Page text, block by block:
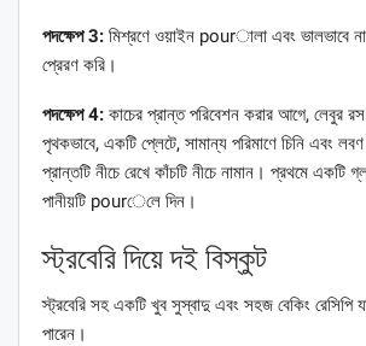
পদক্ষেপ 3: মিশ্রণে ওয়াইন pourালা এবং ভালভাবে
প্রেরণ করি।
পদক্ষেপ 4: কাচের প্রান্ত পরিবেশন করার আগে, লেবুর
পৃথকভাবে, একটি প্লেটে, সামান্য পরিমাণে চিনি এবং
প্রান্তটি নীচে রেখে কাঁচটি নীচে নামান। প্রথমে একটি
পানীয়টি pourেলে দিন।
স্ট্রবেরি দিয়ে দই বিস্কুট
স্ট্রবেরি সহ একটি খুব সুস্বাদু এবং সহজ বেকিং রেসিপি
পারেন।